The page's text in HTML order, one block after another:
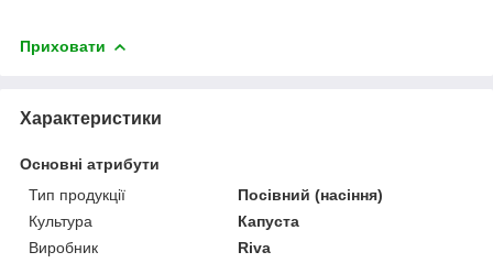
Приховати
Характеристики
Основні атрибути
Тип продукції
Посівний (насіння)
Культура
Капуста
Виробник
Riva